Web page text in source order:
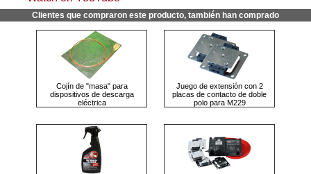
Clientes que compraron este producto, también han comprado
Cojín de "masa" para
dispositivos de descarga
eléctrica
Juego de extensión con 2
placas de contacto de doble
polo para M229